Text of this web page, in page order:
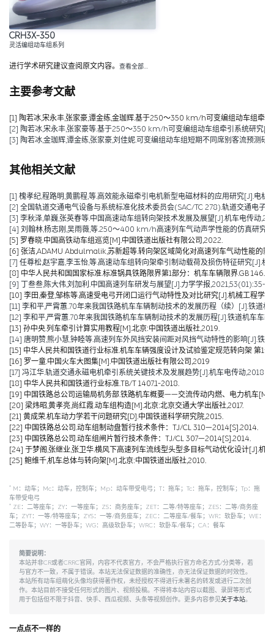
CRH3X-350
灵活编组动车组系列
进行学术研究建议查阅原文内容。 查看全部…
主要参考文献
[1] 陶若冰,宋永丰,张家豪,谭金练,金珈辉.基于250～350 km/h可变编组动车组牵
[2] 陶若冰,宋永丰,张家豪等.基于250～350 km/h可变编组动车组牵引系统研究
[3] 陶若冰,金珈辉,谭金练,张家豪,刘佳妮.可变编组动车组短期不同席别客流预测
其他相关文献
[1] 槐孝纪,程路明,黄鹏程,等.高效能永磁牵引电机新型电磁材料的应用研究[J].电
[2] 全国轨道交通电气设备与系统标准化技术委员会(SAC/TC 278).轨道交通电
[3] 李秋泽,单巍,张英春等.中国高速动车组转向架技术发展及展望[J].机车电传动
[4] 刘翰林,杨志刚,吴雨薇,等.250～400 km/h高速列车气动声学性能的仿真研究
[5] 罗春晓.中国高铁动车组巡览[M].中国铁道出版社有限公司,2022.
[6] 张洁,ADAMU Abdulmalik,苏新超等.转向架区域简化对高速列车气动性能的
[7] 任尊松,赵宇嘉,李玉怡,等.高速动车组转向架牵引制动载荷及损伤特征研究[J].机
[8] 中华人民共和国国家标准.标准锅具铁路限界第1部分：机车车辆限界.GB
[9] 丁叁叁,陈大伟,刘加利.中国高速列车研发与展望[J].力学学报,2021,53(01):35-
[10] 李田,秦登,邹栋等.高速受电弓开闭口运行气动特性及对比研究[J].机械工程学
[11] 李和平,严霄蕙.70年来我国铁路机车车辆制动技术的发展历程（续）[J].铁道
[12] 李和平,严霄蕙.70年来我国铁路机车车辆制动技术的发展历程[J].铁道机车车
[13] 孙中央.列车牵引计算实用教程[M].北京:中国铁道出版社,2019.
[14] 唐明赞,熊小慧,钟睦等.高速列车外风挡安装间距对风挡气动特性的影响[J].铁
[15] 中华人民共和国铁道行业标准.机车车辆强度设计及试验鉴定规范转向架 第1
[16] 罗一童.中国火车大图集[M].中国铁道出版社有限公司,2019
[17] 冯江华.轨道交通永磁电机牵引系统关键技术及发展趋势[J].机车电传动
[18] 中华人民共和国铁道行业标准.TB/T 1407.1-2018.
[19] 中国铁路总公司运输局机务部.铁路机车概要——交流传动内燃、电力机车[M].
[20] 梁炜昭,黄孝亮,尚红霞.动车组构造[M].北京:北京交通大学出版社,2017.
[21] 黄成荣.机车动力学若干问题研究[D].中国铁道科学研究院,2015.
[22] 中国铁路总公司.动车组制动盘暂行技术条件：TJ/CL 310—2014[S].2014.
[23] 中国铁路总公司.动车组闸片暂行技术条件：TJ/CL 307—2014[S].2014.
[24] 于梦阁,张继业,张卫华.横风下高速列车流线型头型多目标气动优化设计[J].机
[25] 鲍维千,机车总体与转向架[M].北京:中国铁道出版社,2010.
* M：动车；Mc：动车，控制车；Mp：动车带受电弓；T：拖车；Tc：拖车，控制车；Tp：拖
车带受电弓
* ZE：二等座车；ZY：一等座车；ZS：商务座车；ZET：二等/特等座车；ZES：二等/商务座
车；ZYT：一等/特等座车；ZYS：一等/商务座车；ZEC：二等座车/餐车；WR：软卧车；WE：
二等卧车；WY：一等卧车；WG：高级软卧车；WRC：软卧车/餐车；CA：餐车
简要说明：
本站并非CR或者CRRC官网，内容不代表官方，不会严格执行官方命名方式/分类等，若
与官方不一致，不属于错误。本站无法保证数据的准确性，亦无法保证数据的时效性。
本站所有动车组萌化头像均获得著作权，未经授权不得进行未署名的转发或进行二次创
作。本站目前不接受任何形式的图片、视频投稿。不得将本站内容以截图、录屏等形式
用于包括但不限于抖音、快手、西瓜视频、头条等视频创作。更多内容参见关于本站。
一点点不一样的